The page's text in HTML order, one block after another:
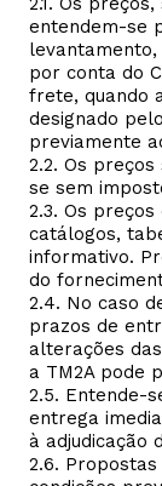
entendem-se
levantamento,
por conta do
frete, quando
designado
previamente
2.2. Os
se sem
2.3. Os
catálogos,
informativo.
do
2.4. No caso
prazos de
alterações
a TM2A pode
2.5. Entende-
entrega
à adjudicação
2.6.